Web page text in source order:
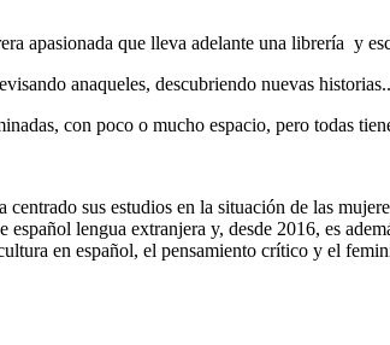
apasionada que lleva adelante una librería y
anaqueles, descubriendo nuevas
con poco o mucho espacio, pero todas
sus estudios en la situación de las
lengua extranjera y, desde 2016, es
en español, el pensamiento crítico y el